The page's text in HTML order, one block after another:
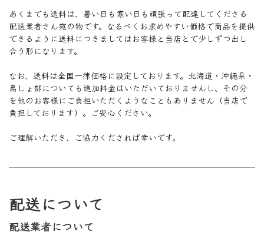
あくまでも送料は、暑い日も寒い日も頑張って配達してくださる
配送業者さん宛の物です。なるべくお求めやすい価格で商品を提供
できるように送料につきましてはお客様と当店とで少しずつ出し
合う形になります。
なお、送料は全国一律価格に設定しております。北海道・沖縄県・
島しょ部についても追加料金はいただいておりませんし、その分
を他のお客様にご負担いただくようなこともありません（当店で
負担しております）。ご安心ください。
ご理解いただき、ご協力くだされば幸いです。
配送について
配送業者について